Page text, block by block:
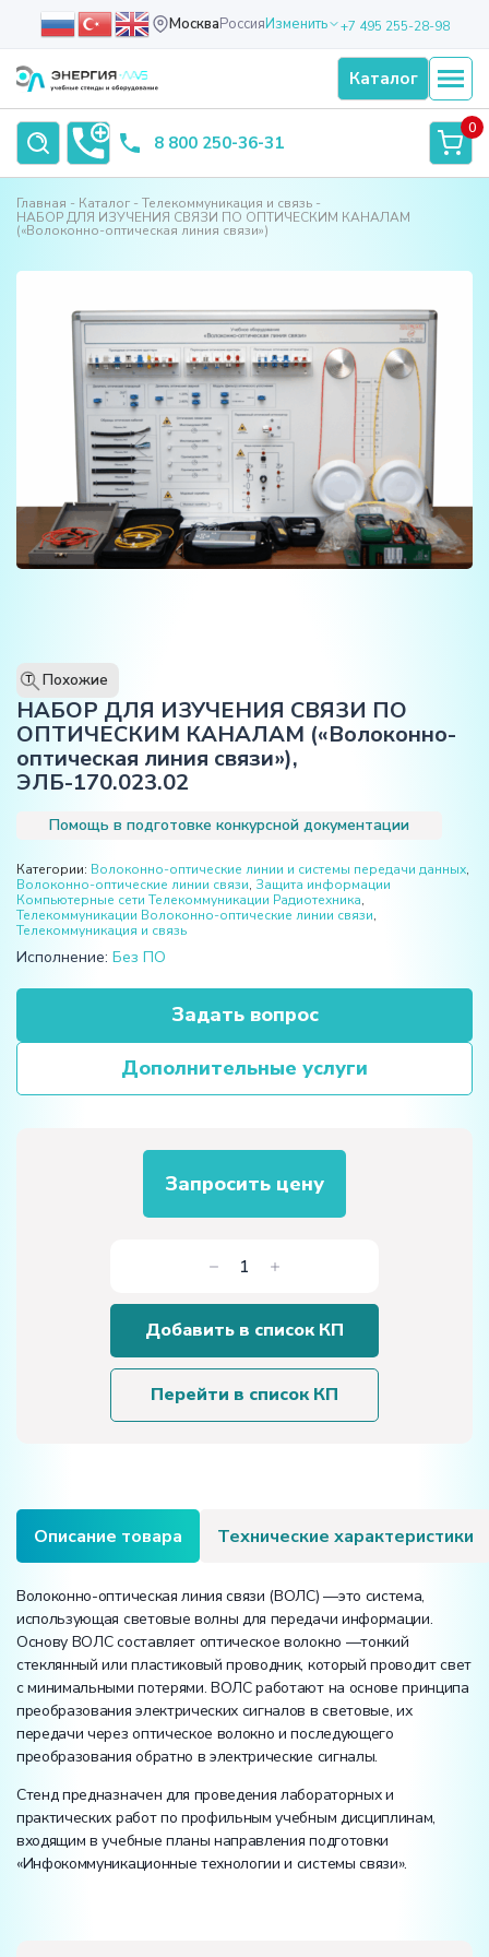
МоскваРоссияИзменить +7 495 255-28-98
Каталог
8 800 250-36-31
0
Главная Каталог
Телекоммуникация и связь
НАБОР ДЛЯ ИЗУЧЕНИЯ СВЯЗИ ПО ОПТИЧЕСКИМ КАНАЛАМ
(«Волоконно-оптическая линия связи»)
T Похожие
НАБОР ДЛЯ ИЗУЧЕНИЯ СВЯЗИ ПО
ОПТИЧЕСКИМ КАНАЛАМ («Волоконно-
оптическая линия связи»),
ЭЛБ-170.023.02
Помощь в подготовке конкурсной документации
Категории: Волоконно-оптические линии и системы передачи данных,
Волоконно-оптические линии связи, Защита информации
Компьютерные сети Телекоммуникации Радиотехника,
Телекоммуникации Волоконно-оптические линии связи,
Телекоммуникация и связь
Исполнение: Без ПО
Задать вопрос
Дополнительные услуги
Запросить цену
Количество
товара
НАБОР
ДЛЯ
ИЗУЧЕНИЯ
СВЯЗИ
линия
связи»)
Добавить в список КП
Перейти в список КП
Описание товара Технические характеристики
Волоконно-оптическая линия связи (ВОЛС) —это система,
использующая световые волны для передачи информации.
Основу ВОЛС составляет оптическое волокно —тонкий
стеклянный или пластиковый проводник, который проводит свет
с минимальными потерями. ВОЛС работают на основе принципа
преобразования электрических сигналов в световые, их
передачи через оптическое волокно и последующего
преобразования обратно в электрические сигналы.
Стенд предназначен для проведения лабораторных и
практических работ по профильным учебным дисциплинам,
входящим в учебные планы направления подготовки
«Инфокоммуникационные технологии и системы связи».